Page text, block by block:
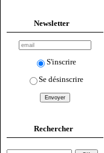
Newsletter
S'inscrire
Se désinscrire
Rechercher